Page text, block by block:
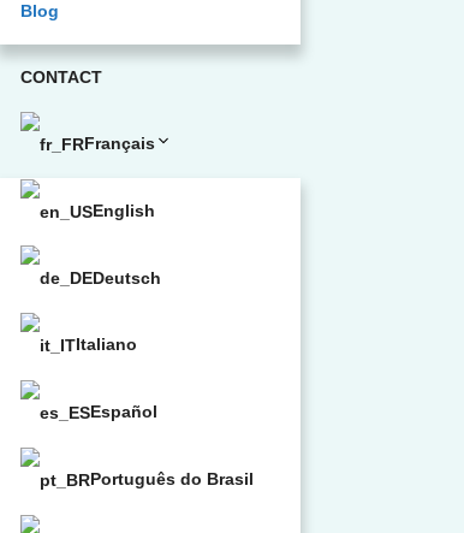
Blog
CONTACT
Français
English
Deutsch
Italiano
Español
Português do Brasil